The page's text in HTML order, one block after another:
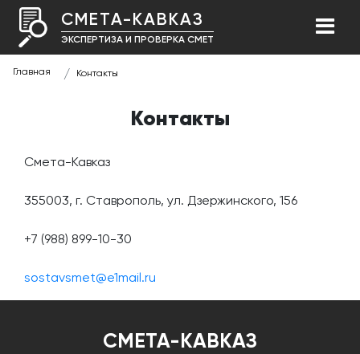
СМЕТА-КАВКАЗ
ЭКСПЕРТИЗА И ПРОВЕРКА СМЕТ
Главная Контакты
Контакты
Смета-Кавказ
355003, г. Ставрополь, ул. Дзержинского, 156
+7 (988) 899-10-30
sostavsmet@e1mail.ru
СМЕТА-КАВКАЗ